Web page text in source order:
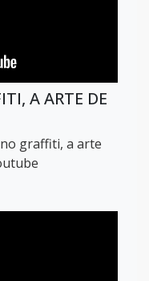
A ARTE DE
graffiti, a arte